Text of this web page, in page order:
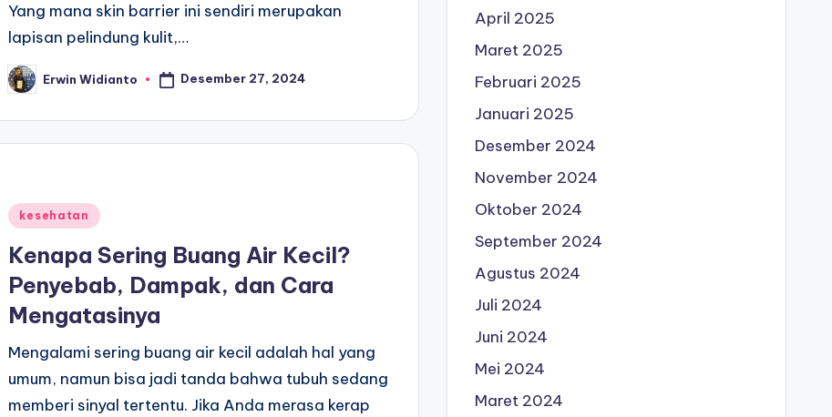
Yang mana skin barrier ini sendiri merupakan
lapisan pelindung kulit,…
Posted
by
Erwin Widianto Desember 27, 2024
Posted
kesehatan
Kenapa Sering Buang Air Kecil?
Penyebab, Dampak, dan Cara
Mengatasinya
Mengalami sering buang air kecil adalah hal yang
umum, namun bisa jadi tanda bahwa tubuh sedang
memberi sinyal tertentu. Jika Anda merasa kerap
April 2025
Maret 2025
Februari 2025
Januari 2025
Desember 2024
November 2024
Oktober 2024
September 2024
Agustus 2024
Juli 2024
Juni 2024
Mei 2024
Maret 2024